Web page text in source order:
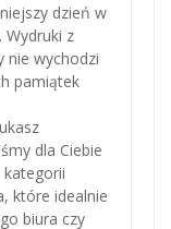
dzień w
Wydruki z
nie wychodzi
pamiątek
dla Ciebie
które idealnie
biura czy